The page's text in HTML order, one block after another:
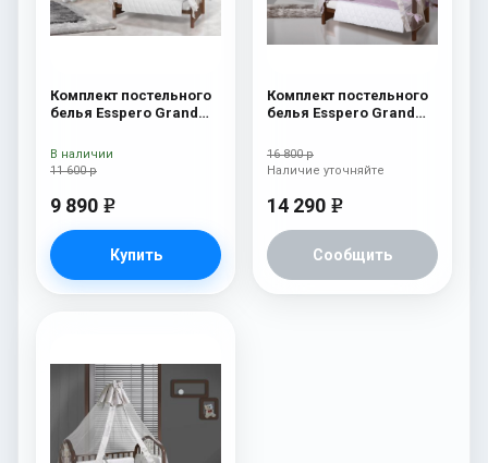
Комплект постельного
белья Esspero Grand
11 600 р
9 890 e
Купить
В наличии
Комплект постельного
белья Esspero Grand
16 800 р
14 290 e
Сообщить
Наличие уточняйте